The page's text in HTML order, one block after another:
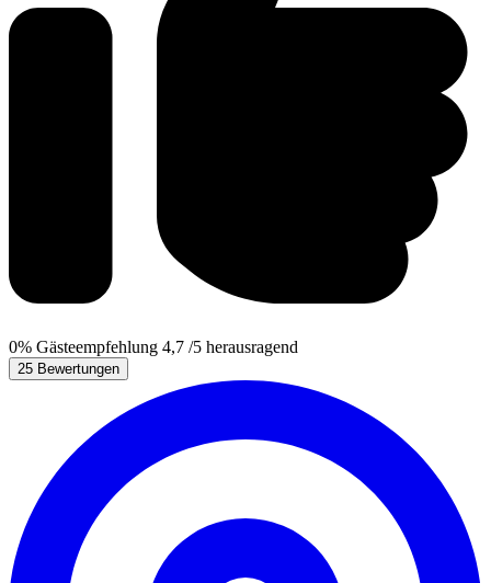
0% Gästeempfehlung 4,7 /5 herausragend
25 Bewertungen